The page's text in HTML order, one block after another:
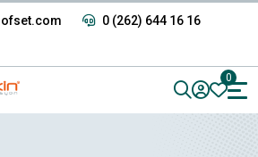
0 (262) 644 16 16
0